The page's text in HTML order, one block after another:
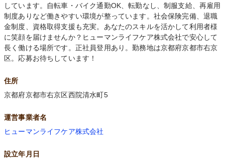
しています。自転車・バイク通勤OK、転勤なし、制服支給、再雇用
制度ありなど働きやすい環境が整っています。社会保険完備、退職
金制度、資格取得支援も充実。あなたのスキルを活かして利用者様
に笑顔を届けませんか？ヒューマンライフケア株式会社で安心して
長く働ける場所です。正社員登用あり。勤務地は京都府京都市右京
区。応募お待ちしています！
住所
京都府京都市右京区西院清水町5
運営事業者名
ヒューマンライフケア株式会社
設立年月日